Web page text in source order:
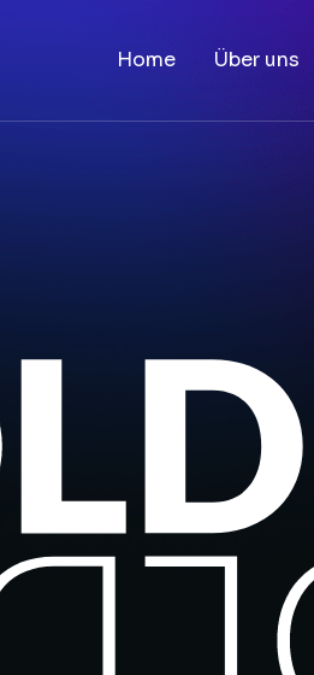
Home Über uns